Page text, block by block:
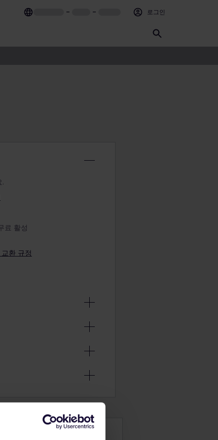
– – 로그인
.
료 활성
환 규정
모션